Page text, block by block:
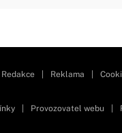
Redakce Reklama
Provozovatel webu